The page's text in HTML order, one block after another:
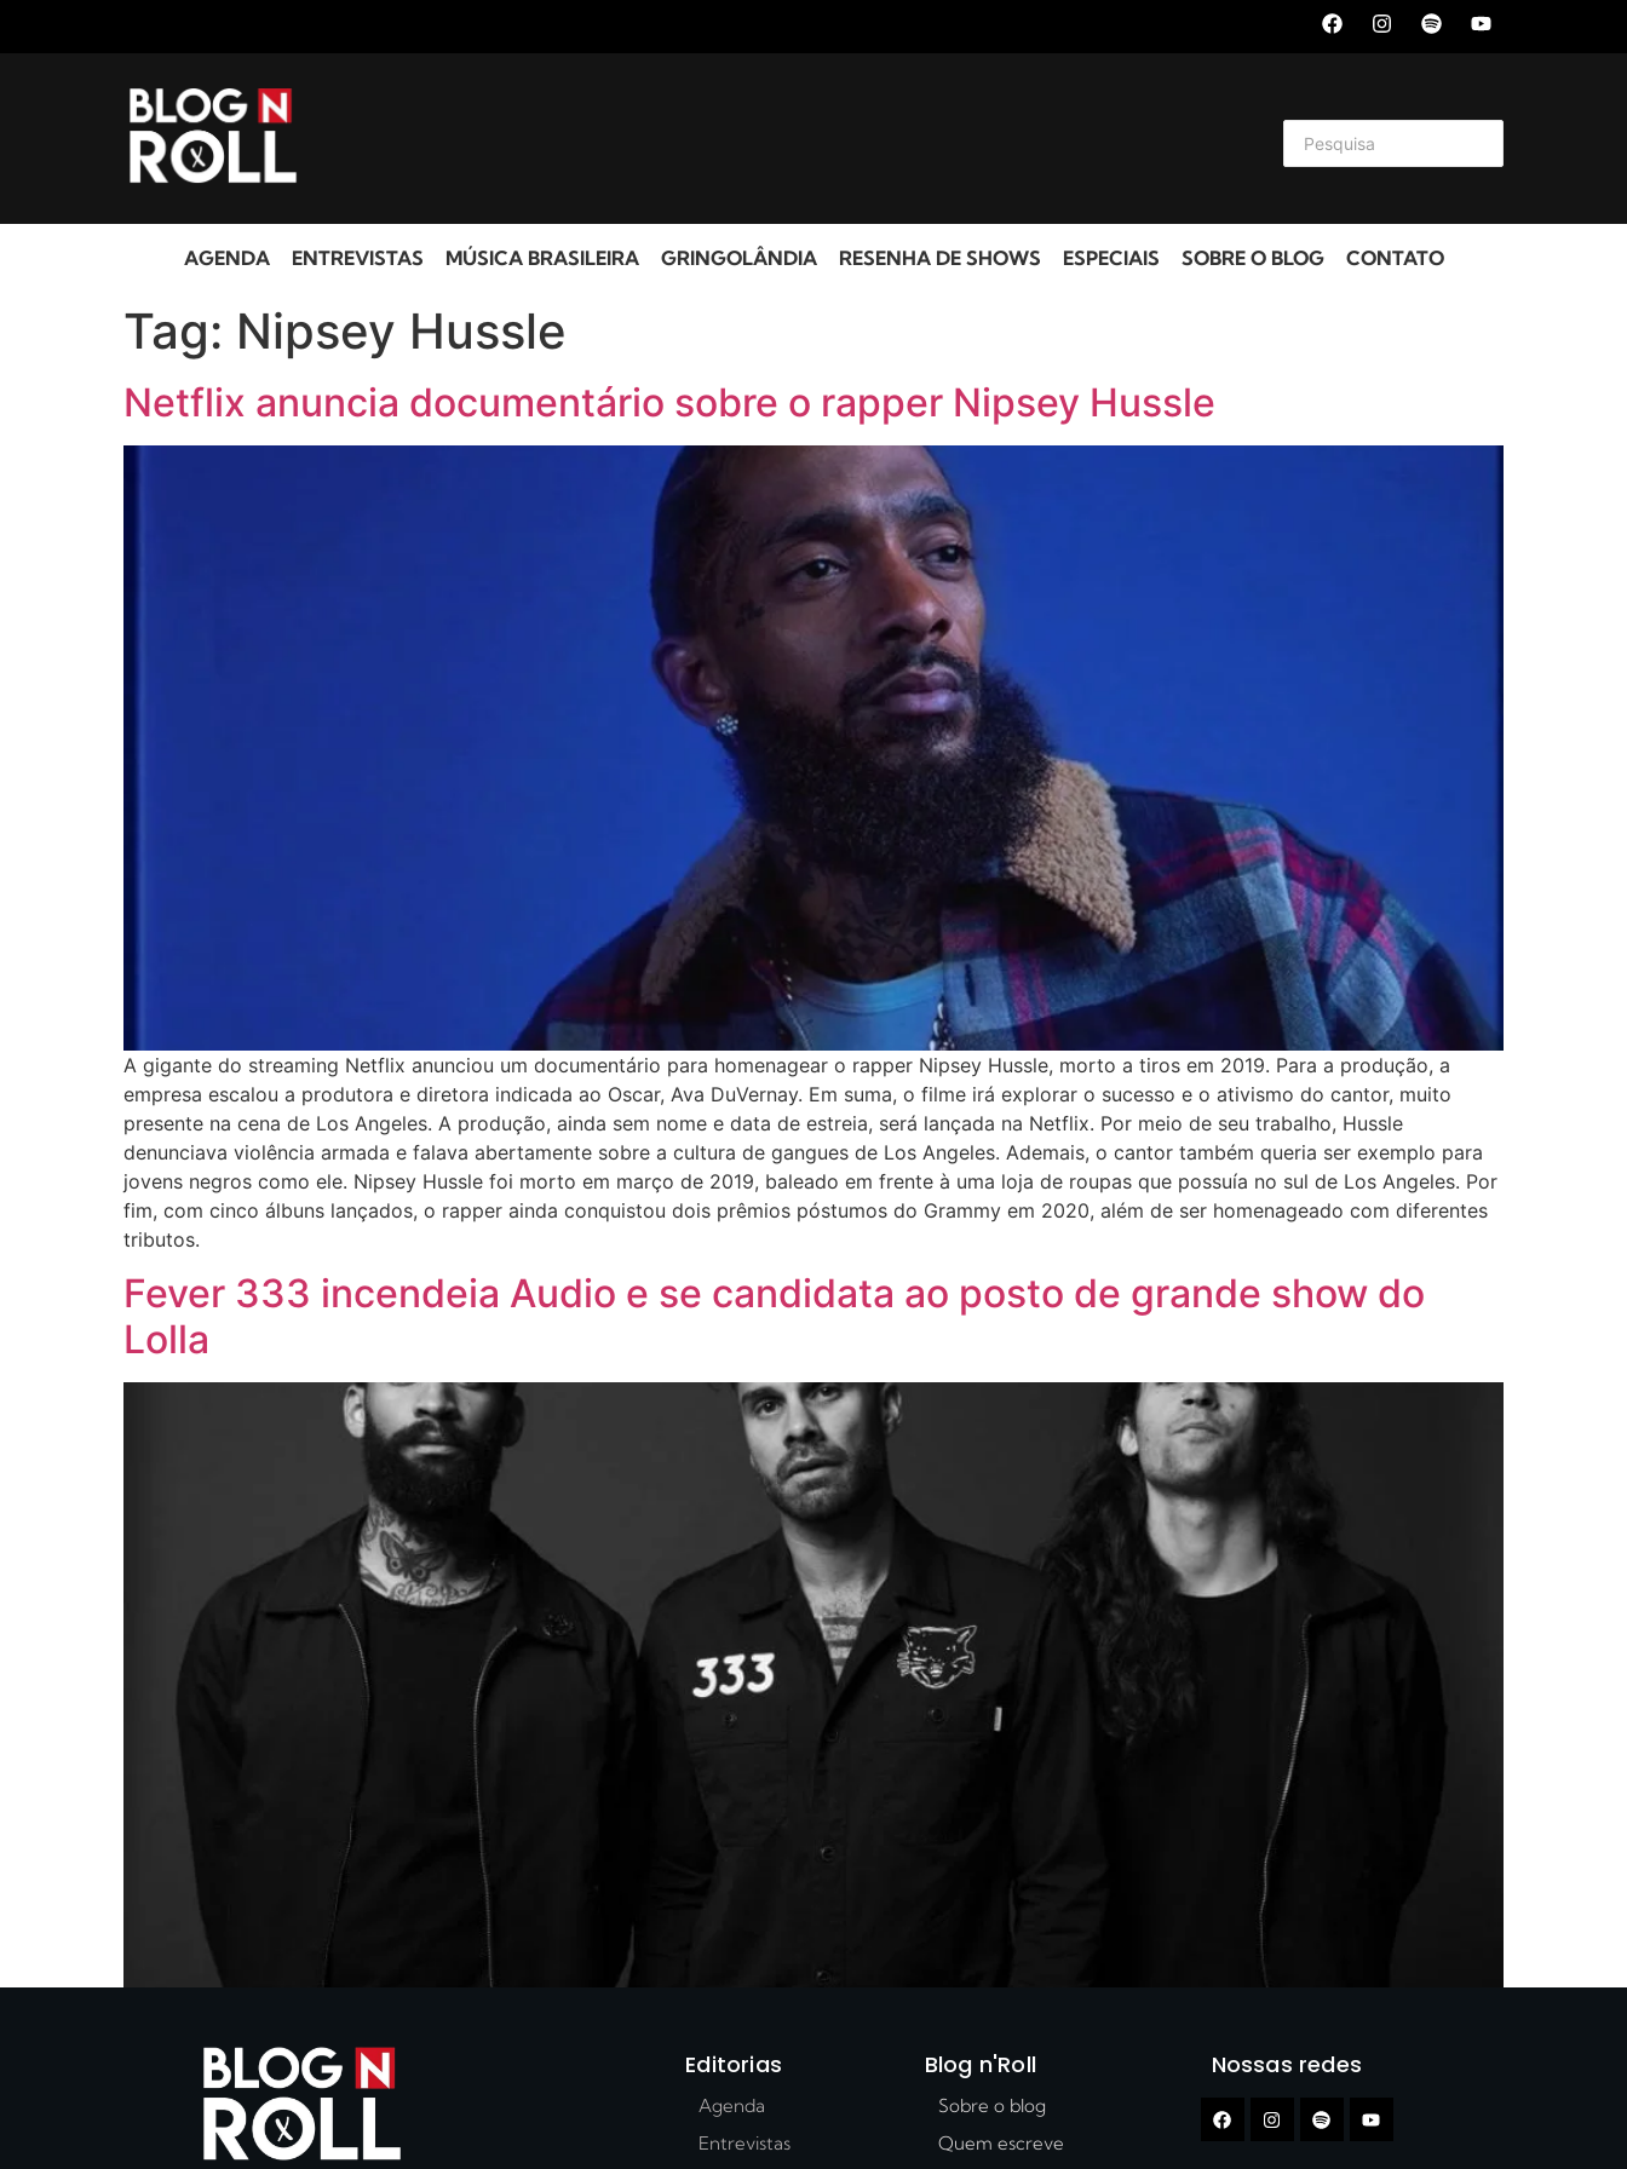
AGENDA ENTREVISTAS MÚSICA BRASILEIRA GRINGOLÂNDIA RESENHA DE SHOWS ESPECIAIS SOBRE O BLOG CONTATO
Tag: Nipsey Hussle
Netflix anuncia documentário sobre o rapper Nipsey Hussle
A gigante do streaming Netflix anunciou um documentário para homenagear o rapper Nipsey Hussle, morto a tiros em 2019. Para a produção, a
empresa escalou a produtora e diretora indicada ao Oscar, Ava DuVernay. Em suma, o filme irá explorar o sucesso e o ativismo do cantor, muito
presente na cena de Los Angeles. A produção, ainda sem nome e data de estreia, será lançada na Netflix. Por meio de seu trabalho, Hussle
denunciava violência armada e falava abertamente sobre a cultura de gangues de Los Angeles. Ademais, o cantor também queria ser exemplo para
jovens negros como ele. Nipsey Hussle foi morto em março de 2019, baleado em frente à uma loja de roupas que possuía no sul de Los Angeles. Por
fim, com cinco álbuns lançados, o rapper ainda conquistou dois prêmios póstumos do Grammy em 2020, além de ser homenageado com diferentes
tributos.
Fever 333 incendeia Audio e se candidata ao posto de grande show do
Lolla
Editorias
Agenda
Entrevistas
Blog n'Roll
Sobre o blog
Quem escreve
Nossas redes